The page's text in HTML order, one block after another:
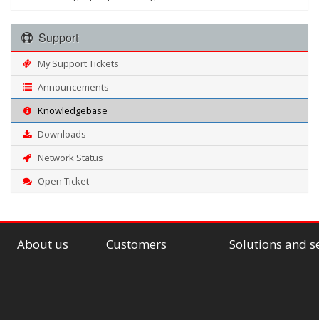
Support
My Support Tickets
Announcements
Knowledgebase
Downloads
Network Status
Open Ticket
About us Customers Solutions and